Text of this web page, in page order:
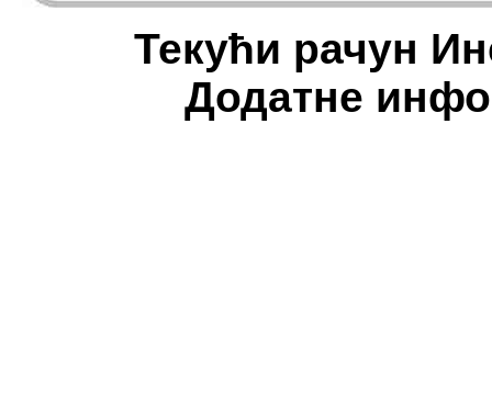
Текући рачун
Додатне